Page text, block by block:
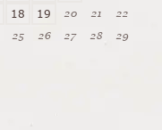
18 19 20 21
22
25 26 27 28
29